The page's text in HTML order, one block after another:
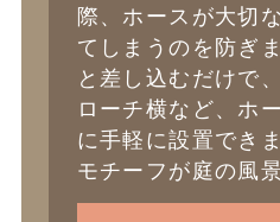
際、ホースが大切
てしまうのを防ぎ
と差し込むだけで
ローチ横など、ホ
に手軽に設置でき
モチーフが庭の風